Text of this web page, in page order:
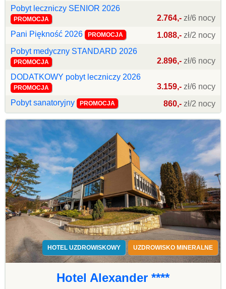
Pobyt leczniczy SENIOR 2026
PROMOCJA 2.764,- zł/6 nocy
Pani Piękność 2026
PROMOCJA 1.088,- zł/2 nocy
Pobyt medyczny STANDARD 2026
PROMOCJA 2.896,- zł/6 nocy
DODATKOWY pobyt leczniczy 2026
PROMOCJA 3.159,- zł/6 nocy
Pobyt sanatoryjny
PROMOCJA 860,- zł/2 nocy
HOTEL UZDROWISKOWY UZDROWISKO MINERALNE
Hotel Alexander ****